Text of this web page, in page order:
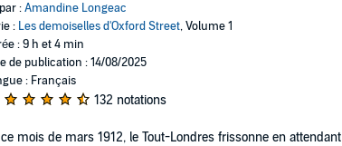
:Amandine Longeac
: Les demoiselles d'Oxford Street, Volume 1
: 9 h et 4 min
de publication : 14/08/2025
: Français
132 notations
ce mois de mars 1912, le Tout-Londres frissonne en attendant